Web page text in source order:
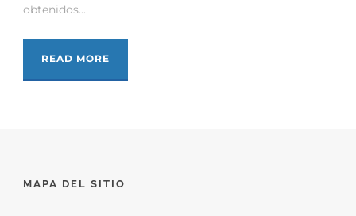
obtenidos...
READ MORE
MAPA DEL SITIO